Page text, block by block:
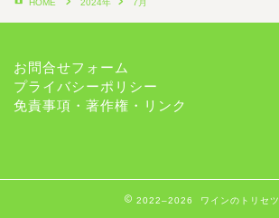
お問合せフォーム
プライバシーポリシー
免責事項・著作権・リンク
2022–2026 ワインのトリセツ